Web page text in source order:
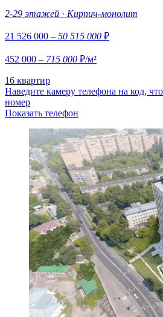
2-29 этажей · Кирпич-монолит
21 526 000 – 50 515 000 ₽
452 000 – 715 000 ₽/м²
16 квартир
Наведите камеру телефона на код,
номер
Показать телефон